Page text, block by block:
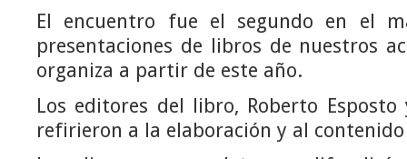
El encuentro fue el segundo en el
presentaciones de libros de nuestros
organiza a partir de este año.
Los editores del libro, Roberto Esposto
refirieron a la elaboración y al